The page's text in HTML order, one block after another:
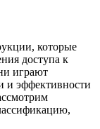
которые
доступа к
играют
и эффективности